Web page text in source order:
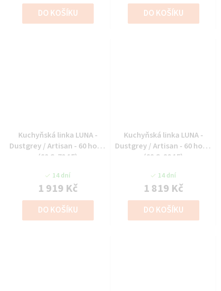
DO KOŠÍKU DO KOŠÍKU
Kuchyňská linka LUNA -
Dustgrey / Artisan - 60 horní
(60 G-72 1F)
14 dní
1 919 Kč
DO KOŠÍKU
Kuchyňská linka LUNA -
Dustgrey / Artisan - 60 horní
(60 G-90 1F)
14 dní
1 819 Kč
DO KOŠÍKU